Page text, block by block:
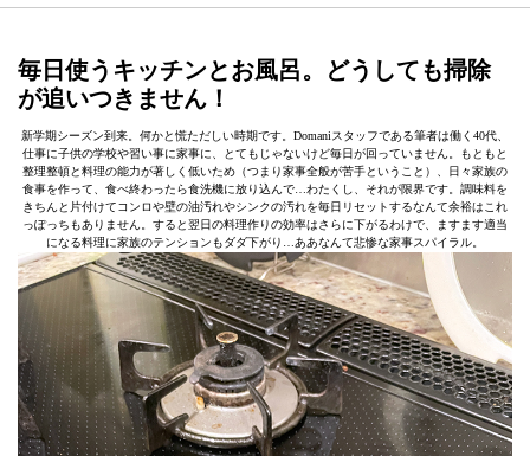
毎日使うキッチンとお風呂。どうしても掃除
が追いつきません！
新学期シーズン到来。何かと慌ただしい時期です。Domaniスタッフである筆者は働く40代、
仕事に子供の学校や習い事に家事に、とてもじゃないけど毎日が回っていません。もともと
整理整頓と料理の能力が著しく低いため（つまり家事全般が苦手ということ）、日々家族の
食事を作って、食べ終わったら食洗機に放り込んで…わたくし、それが限界です。調味料を
きちんと片付けてコンロや壁の油汚れやシンクの汚れを毎日リセットするなんて余裕はこれ
っぽっちもありません。すると翌日の料理作りの効率はさらに下がるわけで、ますます適当
になる料理に家族のテンションもダダ下がり…ああなんて悲惨な家事スパイラル。